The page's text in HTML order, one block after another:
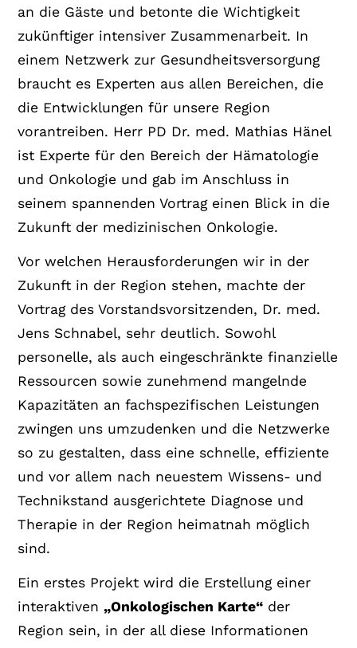
an die Gäste und betonte die Wichtigkeit
zukünftiger intensiver Zusammenarbeit. In
einem Netzwerk zur Gesundheitsversorgung
braucht es Experten aus allen Bereichen, die
die Entwicklungen für unsere Region
vorantreiben. Herr PD Dr. med. Mathias Hänel
ist Experte für den Bereich der Hämatologie
und Onkologie und gab im Anschluss in
seinem spannenden Vortrag einen Blick in die
Zukunft der medizinischen Onkologie.
Vor welchen Herausforderungen wir in der
Zukunft in der Region stehen, machte der
Vortrag des Vorstandsvorsitzenden, Dr. med.
Jens Schnabel, sehr deutlich. Sowohl
personelle, als auch eingeschränkte finanzielle
Ressourcen sowie zunehmend mangelnde
Kapazitäten an fachspezifischen Leistungen
zwingen uns umzudenken und die Netzwerke
so zu gestalten, dass eine schnelle, effiziente
und vor allem nach neuestem Wissens- und
Technikstand ausgerichtete Diagnose und
Therapie in der Region heimatnah möglich
sind.
Ein erstes Projekt wird die Erstellung einer
interaktiven„Onkologischen Karte“ der
Region sein, in der all diese Informationen